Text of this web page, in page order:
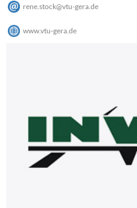
rene.stock@vtu-gera de
www.vtu-gera.de